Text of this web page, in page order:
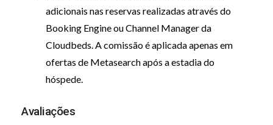
adicionais nas reservas realizadas através do
Booking Engine ou Channel Manager da
Cloudbeds. A comissão é aplicada apenas em
ofertas de Metasearch após a estadia do
hóspede.
Avaliações